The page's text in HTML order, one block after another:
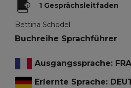
1 Gesprächsleitfaden
Bettina Schödel
Buchreihe Sprachführer
Ausgangssprache:
Erlernte Sprache: